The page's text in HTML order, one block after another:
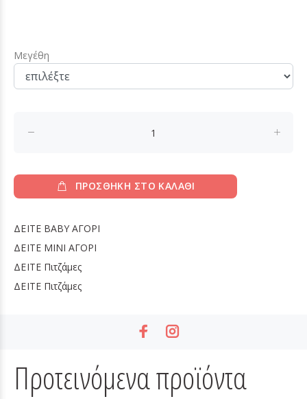
Μεγέθη
ΠΡΟΣΘΗΚΗ ΣΤΟ ΚΑΛΑΘΙ
ΔΕΙΤΕ BABY ΑΓΟΡΙ
ΔΕΙΤΕ MINI ΑΓΟΡΙ
ΔΕΙΤΕ Πιτζάμες
ΔΕΙΤΕ Πιτζάμες
Προτεινόμενα προϊόντα